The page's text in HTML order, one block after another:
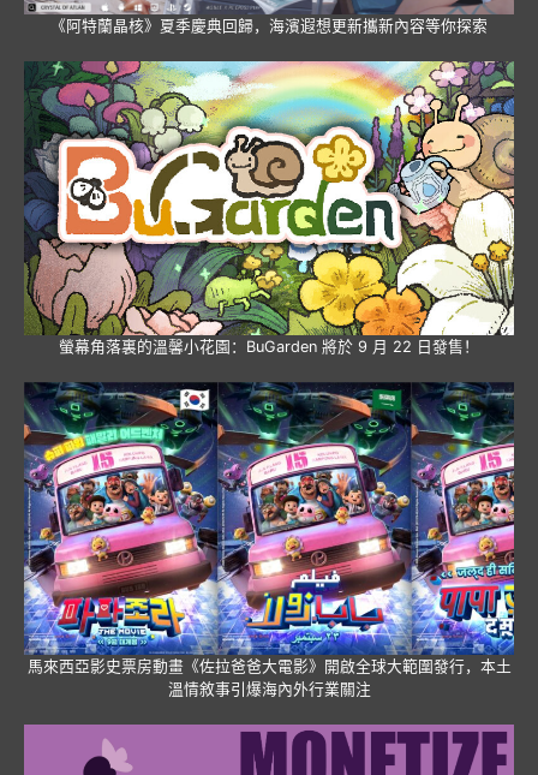
《阿特蘭晶核》夏季慶典回歸，海濱遐想更新攜新內容等你探索
螢幕角落裏的溫馨小花園：BuGarden 將於 9 月 22 日發售！
馬來西亞影史票房動畫《佐拉爸爸大電影》開啟全球大範圍發行，本土
溫情敘事引爆海內外行業關注